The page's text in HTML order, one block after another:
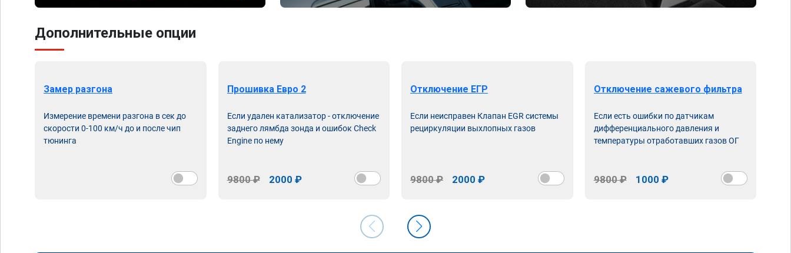
Дополнительные опции
Замер разгона
Измерение времени разгона в сек до
скорости 0-100 км/ч до и после чип
тюнинга
Прошивка Евро 2
Если удален катализатор - отключение
заднего лямбда зонда и ошибок Check
Engine по нему
9800 ₽ 2000 ₽
Отключение ЕГР
Если неисправен Клапан EGR системы
рециркуляции выхлопных газов
9800 ₽ 2000 ₽
Отключение сажевого фильтра
Если есть ошибки по датчикам
дифференциального давления и
температуры отработавших газов ОГ
9800 ₽ 1000 ₽